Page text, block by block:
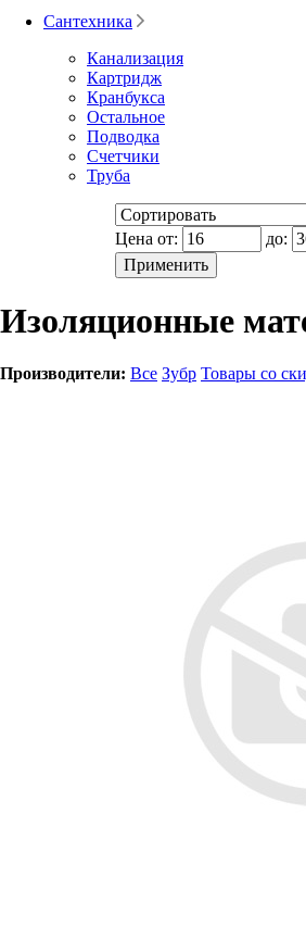
Сантехника
Канализация
Картридж
Кранбукса
Остальное
Подводка
Счетчики
Труба
Цена от: до:
Изоляционные
Производители: Все Зубр Товары со